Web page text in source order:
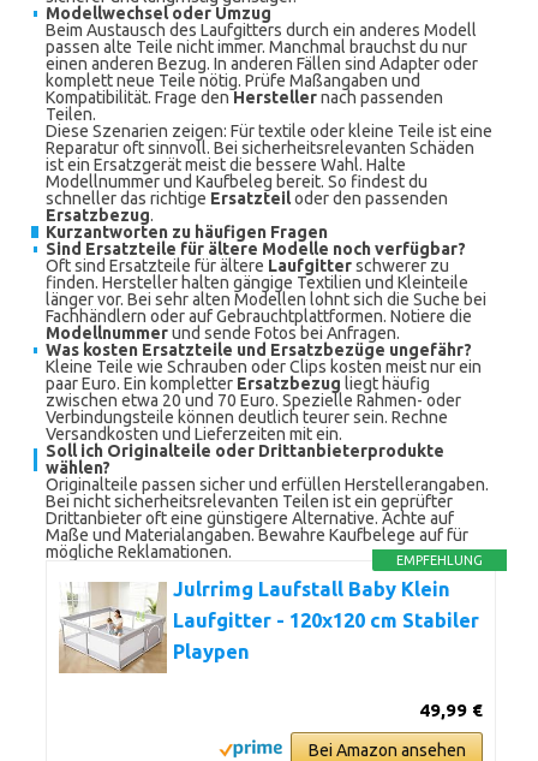
Modellwechsel oder Umzug
Beim Austausch des Laufgitters durch ein anderes Modell
passen alte Teile nicht immer. Manchmal brauchst du nur
einen anderen Bezug. In anderen Fällen sind Adapter oder
komplett neue Teile nötig. Prüfe Maßangaben und
Kompatibilität. Frage den Herstellernach passenden
Teilen.
Diese Szenarien zeigen: Für textile oder kleine Teile ist eine
Reparatur oft sinnvoll. Bei sicherheitsrelevanten Schäden
ist ein Ersatzgerät meist die bessere Wahl. Halte
Modellnummer und Kaufbeleg bereit. So findest du
schneller das richtige Ersatzteiloder den passenden
Ersatzbezug.
Kurzantworten zu häufigen Fragen
Sind Ersatzteile für ältere Modelle noch verfügbar?
Oft sind Ersatzteile für ältere Laufgitterschwerer zu
finden. Hersteller halten gängige Textilien und Kleinteile
länger vor. Bei sehr alten Modellen lohnt sich die Suche bei
Fachhändlern oder auf Gebrauchtplattformen. Notiere die
Modellnummerund sende Fotos bei Anfragen.
Was kosten Ersatzteile und Ersatzbezüge ungefähr?
Kleine Teile wie Schrauben oder Clips kosten meist nur ein
paar Euro. Ein kompletter Ersatzbezug liegt häufig
zwischen etwa 20 und 70 Euro. Spezielle Rahmen- oder
Verbindungsteile können deutlich teurer sein. Rechne
Versandkosten und Lieferzeiten mit ein.
Soll ich Originalteile oder Drittanbieterprodukte
wählen?
Originalteile passen sicher und erfüllen Herstellerangaben.
Bei nicht sicherheitsrelevanten Teilen ist ein geprüfter
Drittanbieter oft eine günstigere Alternative. Achte auf
Maße und Materialangaben. Bewahre Kaufbelege auf für
mögliche Reklamationen.
EMPFEHLUNG
Julrrimg Laufstall Baby Klein
Laufgitter - 120x120 cm Stabiler
Playpen
49,99 €
Bei Amazon ansehen